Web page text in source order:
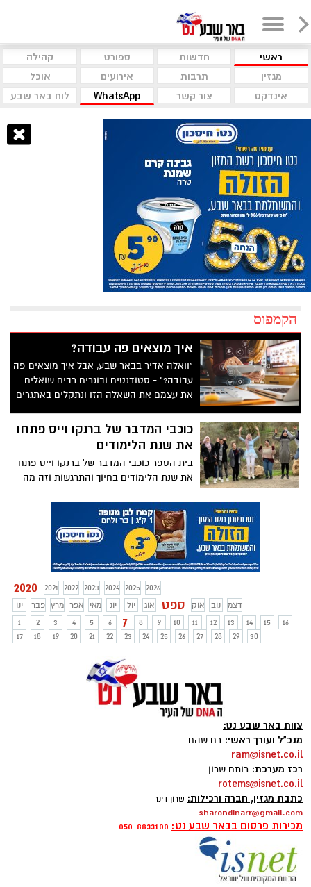
ראשי חדשות ספורט
קהילה
מגזין
תרבות אירועים
אוכל
אינדקס
צור קשר WhatsApp לוח באר שבע
הקמפוס
איך מוצאים פה עבודה?
"וואלה אדיר בבאר שבע, אבל איך מוצאים פה
עבודה?" - סטודנטים ובוגרים רבים שואלים
את עצמם את השאלה הזו ונתקלים באתגרים
מיד לאחריהם. אז איך עושים את זה נכון?
כוכבי המדבר של ברנקו וייס פתחו
את שנת הלימודים
בית הספר כוכבי המדבר של ברנקו וייס פתח
את שנת הלימודים בחיוך והתרגשות וזה מה
שציפה לתלמידים >>>
2020 2021 2022 2023 2024 2025
2026
ינו
פבר מרץ אפר מאי יונ יול אוג ספט אוק נוב
דצמ
1
2 3 4 5 6 7 8 9 10 11 12 13 14 15
16
17
18 19 20 21 22 23 24 25 26 27 28 29 30
צוות באר שבע נט:
מנכ"ל ועורך ראשי: רם שהם
ram@isnet.co.il
רכז מערכת: רותם שרון
rotems@isnet.co.il
כתבת מגזין, חברה ורכילות: שרון דינר
sharondinarr@gmail.com
מכירות פרסום בבאר שבע נט: 050-8833100